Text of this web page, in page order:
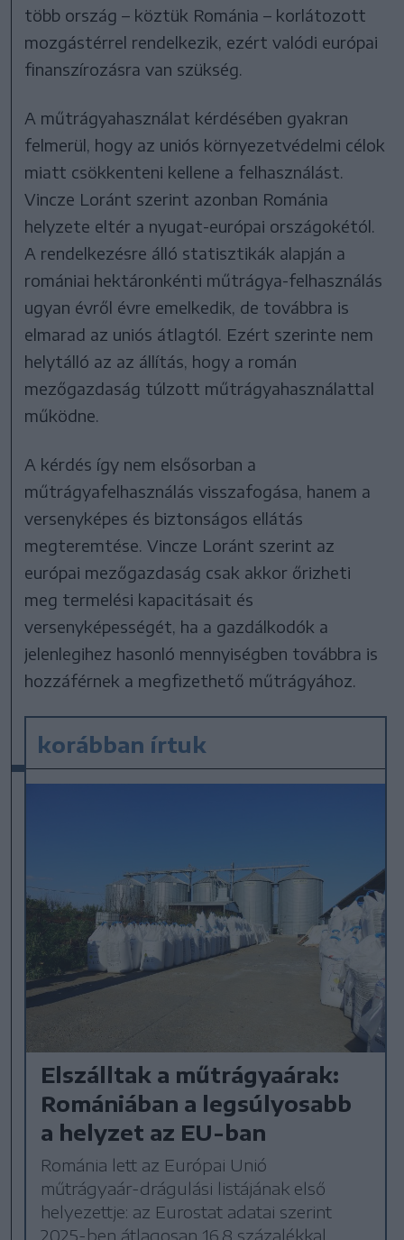
több ország – köztük Románia – korlátozott
mozgástérrel rendelkezik, ezért valódi európai
finanszírozásra van szükség.
A műtrágyahasználat kérdésében gyakran
felmerül, hogy az uniós környezetvédelmi célok
miatt csökkenteni kellene a felhasználást.
Vincze Loránt szerint azonban Románia
helyzete eltér a nyugat-európai országokétól.
A rendelkezésre álló statisztikák alapján a
romániai hektáronkénti műtrágya-felhasználás
ugyan évről évre emelkedik, de továbbra is
elmarad az uniós átlagtól. Ezért szerinte nem
helytálló az az állítás, hogy a román
mezőgazdaság túlzott műtrágyahasználattal
működne.
A kérdés így nem elsősorban a
műtrágyafelhasználás visszafogása, hanem a
versenyképes és biztonságos ellátás
megteremtése. Vincze Loránt szerint az
európai mezőgazdaság csak akkor őrizheti
meg termelési kapacitásait és
versenyképességét, ha a gazdálkodók a
jelenlegihez hasonló mennyiségben továbbra is
hozzáférnek a megfizethető műtrágyához.
korábban írtuk
Elszálltak a műtrágyaárak:
Romániában a legsúlyosabb
a helyzet az EU-ban
Románia lett az Európai Unió
műtrágyaár-drágulási listájának első
helyezettje: az Eurostat adatai szerint
2025-ben átlagosan 16,8 százalékkal